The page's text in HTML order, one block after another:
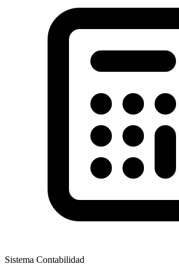
Sistema Contabilidad